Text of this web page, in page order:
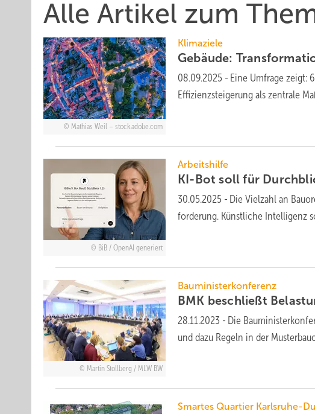
Alle Artikel zum
Mathias Weil – stock.adobe.com
Klimaziele
Gebäude:
08.09.2025 - Eine Um­frage zeigt:
Effizienz­stei­ge­rung als zen­tra­le
BiB / OpenAI generiert
Arbeitshilfe
KI-Bot soll für
30.05.2025 - Die Vielzahl an
for­derung. Künst­liche Intel­li­genz
Martin Stollberg / MLW BW
Bauministerkonferenz
BMK beschließt
28.11.2023 - Die
und dazu Regeln in der
Smartes Quartier Karlsruhe-